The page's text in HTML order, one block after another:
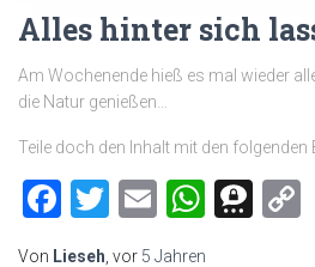
Alles hinter sich
Am Wochenende hieß es mal wieder
die Natur genießen…
Teile doch den Inhalt mit den folgenden
Facebook
Twitter
Email
Von Lieseh , vor 5 Jahren